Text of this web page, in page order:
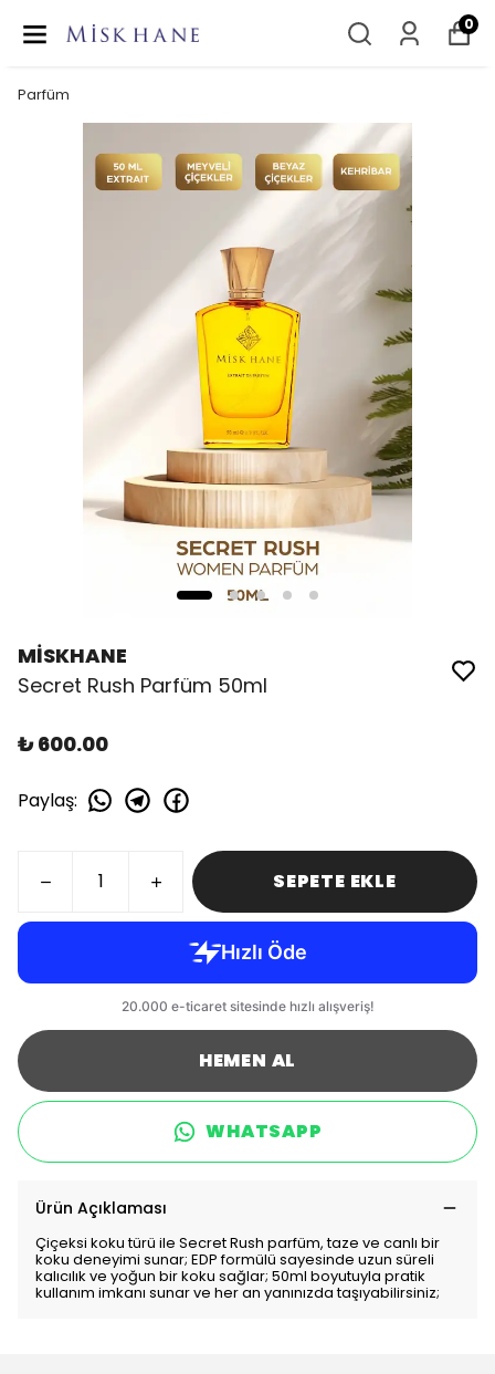
0
Parfüm
MİSKHANE
Secret Rush Parfüm 50ml
₺ 600.00
Paylaş:
SEPETE EKLE
HEMEN AL
WHATSAPP
Ürün Açıklaması
Çiçeksi koku türü ile Secret Rush parfüm, taze ve canlı bir
koku deneyimi sunar; EDP formülü sayesinde uzun süreli
kalıcılık ve yoğun bir koku sağlar; 50ml boyutuyla pratik
kullanım imkanı sunar ve her an yanınızda taşıyabilirsiniz;